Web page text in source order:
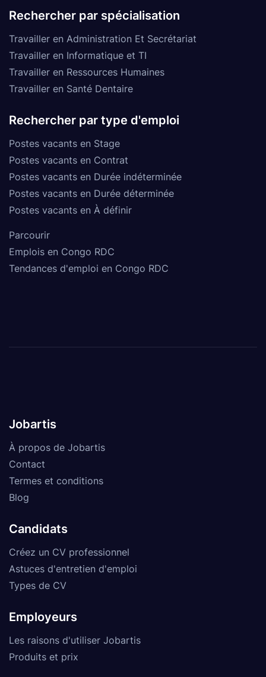
Rechercher par spécialisation
Travailler en Administration Et Secrétariat
Travailler en Informatique et TI
Travailler en Ressources Humaines
Travailler en Santé Dentaire
Rechercher par type d'emploi
Postes vacants en Stage
Postes vacants en Contrat
Postes vacants en Durée indéterminée
Postes vacants en Durée déterminée
Postes vacants en À définir
Parcourir
Emplois en Congo RDC
Tendances d'emploi en Congo RDC
Jobartis
À propos de Jobartis
Contact
Termes et conditions
Blog
Candidats
Créez un CV professionnel
Astuces d'entretien d'emploi
Types de CV
Employeurs
Les raisons d'utiliser Jobartis
Produits et prix